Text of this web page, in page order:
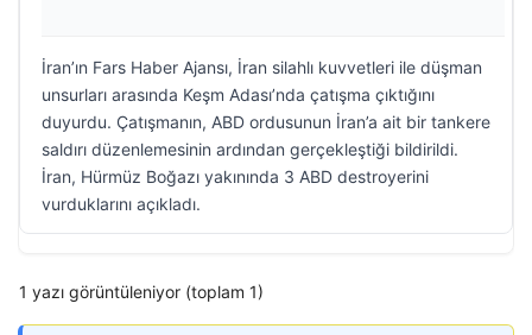
İran’ın Fars Haber Ajansı, İran silahlı kuvvetleri ile düşman
unsurları arasında Keşm Adası’nda çatışma çıktığını
duyurdu. Çatışmanın, ABD ordusunun İran’a ait bir tankere
saldırı düzenlemesinin ardından gerçekleştiği bildirildi.
İran, Hürmüz Boğazı yakınında 3 ABD destroyerini
vurduklarını açıkladı.
1 yazı görüntüleniyor (toplam 1)